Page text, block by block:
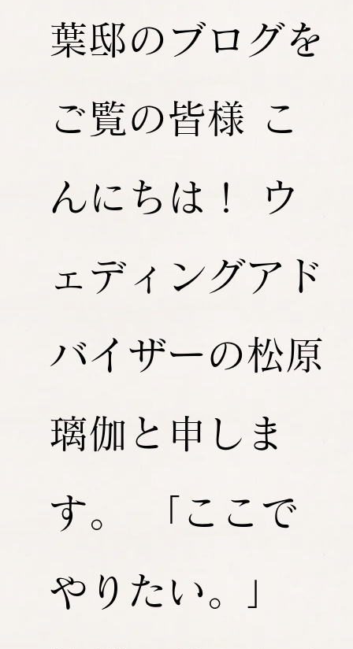
葉邸のブログを
ご覧の皆様 こ
んにちは！ ウ
ェディングアド
バイザーの松原
璃伽と申しま
す。 「ここで
やりたい。」